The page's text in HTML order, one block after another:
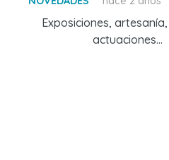
Exposiciones,
actuaciones…